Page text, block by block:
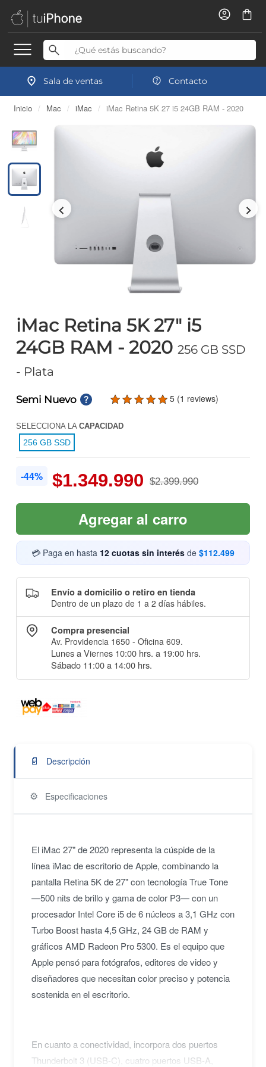
Sala de ventas Contacto
Inicio / Mac / iMac / iMac Retina 5K 27 i5 24GB RAM - 2020
iMac Retina 5K 27" i5
24GB RAM - 2020 256 GB SSD
- Plata
Semi Nuevo 5 (1 reviews)
SELECCIONA LA CAPACIDAD
256 GB SSD
-44% $1.349.990 $2.399.990
Agregar al carro
💳 Paga en hasta 12 cuotas sin interés de $112.499
Envío a domicilio o retiro en tienda
Dentro de un plazo de 1 a 2 días hábiles.
Compra presencial
Av. Providencia 1650 - Oficina 609.
Lunes a Viernes 10:00 hrs. a 19:00 hrs.
Sábado 11:00 a 14:00 hrs.
📄 Descripción
⚙️ Especificaciones
El iMac 27" de 2020 representa la cúspide de la
línea iMac de escritorio de Apple, combinando la
pantalla Retina 5K de 27" con tecnología True Tone
—500 nits de brillo y gama de color P3— con un
procesador Intel Core i5 de 6 núcleos a 3,1 GHz con
Turbo Boost hasta 4,5 GHz, 24 GB de RAM y
gráficos AMD Radeon Pro 5300. Es el equipo que
Apple pensó para fotógrafos, editores de video y
diseñadores que necesitan color preciso y potencia
sostenida en el escritorio.
En cuanto a conectividad, incorpora dos puertos
Thunderbolt 3 (USB-C), cuatro puertos USB-A,